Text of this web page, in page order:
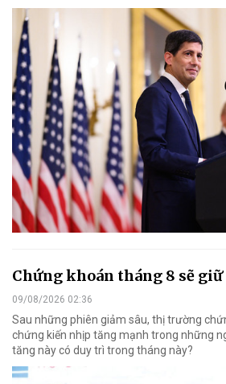
Chứng khoán tháng 8 sẽ giữ
09/08/2026 02:36
Sau những phiên giảm sâu, thị trường
chứng kiến nhịp tăng mạnh trong những
tăng này có duy trì trong tháng này?